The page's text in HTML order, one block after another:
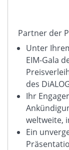
Partner der
Unter
EIM-Gala
des
Ihr
weltweite,
Ein